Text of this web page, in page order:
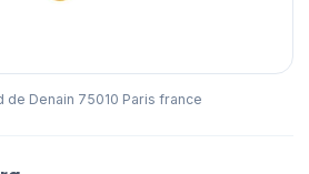
de Denain 75010 Paris france